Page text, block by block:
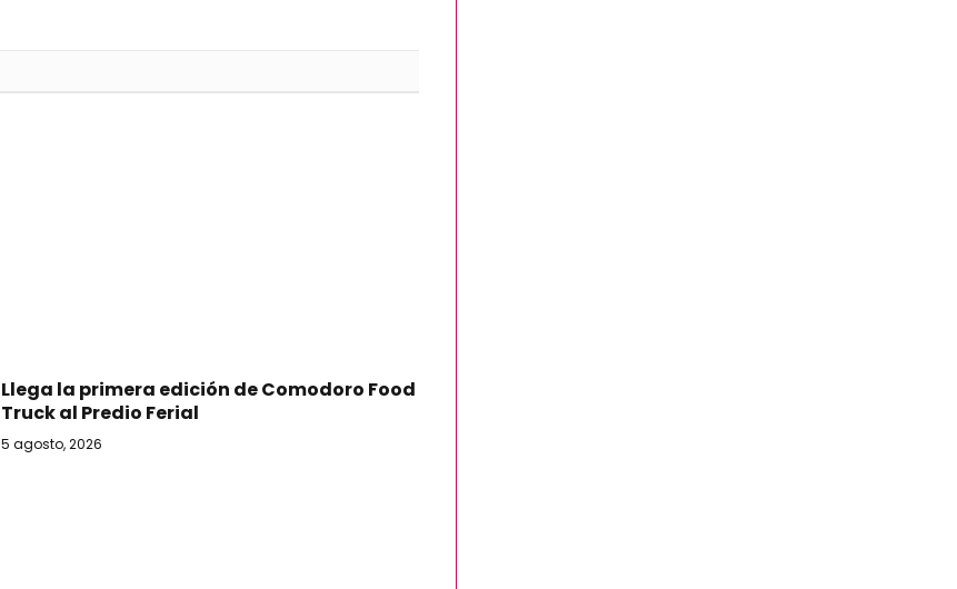
Llega la primera edición de Comodoro Food
Truck al Predio Ferial
5 agosto, 2026